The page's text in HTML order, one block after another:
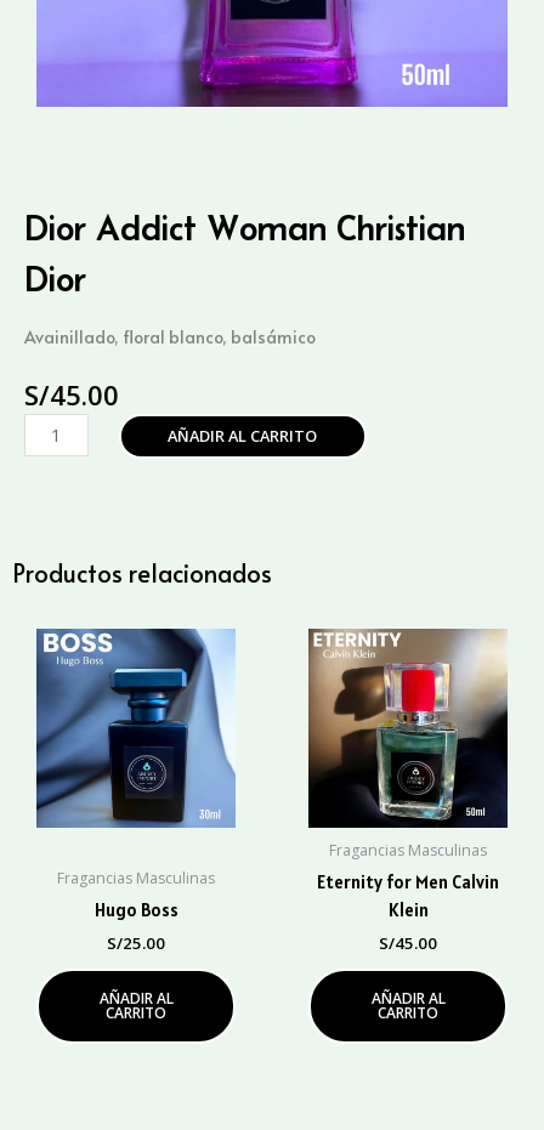
Dior Addict Woman Christian
Dior
Avainillado, floral blanco, balsámico
S/45.00
Dior
Addict
cantidad
AÑADIR AL CARRITO
Productos relacionados
Fragancias Masculinas
Hugo Boss
S/25.00
AÑADIR AL
CARRITO
Fragancias Masculinas
Eternity for Men Calvin
Klein
S/45.00
AÑADIR AL
CARRITO